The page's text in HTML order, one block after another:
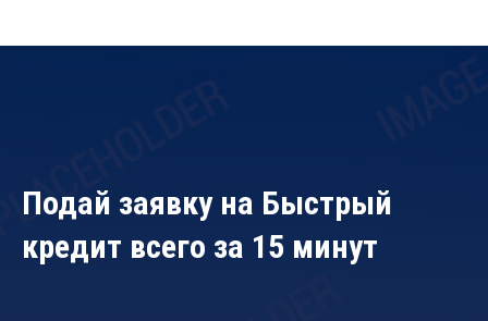
Подай заявку на Быстрый
кредит всего за 15 минут